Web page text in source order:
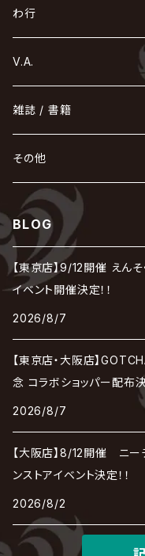
アリス九號. / ALICE NINE. /
有村竜太朗
168 / 葵-168-
GOTCHAROCKA
cali≠gari
河村隆一
KIRITO / キリト
己龍
黒夢
XANVALA
ジグソウ
シド
JAKIGAN MEISTER
Chanty
Janne Da Arc
sugar
Jupiter
JILUKA
SHIN
SPLENDID GOD GIRAFFE
SLAPSLY / CHIYU
ZOMBIE / ぞんび
逹瑯
DAVID / SUI / 縁
DARRELL
DIAURA
DIR EN GREY
DEXCORE
TAKE NO BREAK
DEZERT
deadman
DEVILOOF
DuelJewel
D'ERLANGER
電脳ヒメカ
東京花嫁
Tourbillon
Toshi
Dolly
TЯicKY
NETH PRIERE CAIN
NEVERLAND
の
NoGoD
NOCTURNAL BLOODLUST
薔薇の宮殿
BAROQUE
美炎-BIEN-
hide with Spread Beaver
HIDE-ZOU
ビバラッシュ
Far East Dizain
Fatüm
Plastic Tree
Frantic EMIRY
Blu-BiLLioN
BULL FIELD
BREAKERZ
BLAZE
The Brow Beat
へ
BabyKingdom
THE BEETHOVEN
ベル
HELLBROTH / ヘルブロス
The Benjamin
ほ
POIDOL
HOLLOWGRAM
MAO / マオ from SID
MUSCLE ATTACK
マツタケワークス
摩天楼オペラ
THE MADNA
MAMA.
まみれた / MAMIRETA
MALICE MIZER
未完成アリス
ミスイ
MIYAVI
美良政次
MIRAGE
む
MUCC / ムック
め
メトロノーム
MERRY / メリー
も
THE MORTAL
MORRIE
最上川司
ヤミテラ / 外道反逆者ヤミテラ
ゆ
YUKIYA / 藤田幸也
ユナイト
よ
ら
rice
Rides In ReVellion
Luv PARADE
La'veil MizeriA
LAB.THE BASEMENT / ラボ
り
Leetspeak monsters
Ricky
LEZARD
RENAME
LIBRAVEL / リブラヴェル
Lill
RE:INa
る
Ruiza
Lucy
LUNA SEA
れ
0.1gの誤算
the Raid.
REIGN
RAZOR
LSN / The LEGENDARY
ろ
Royz
Rorschach.inc
ロマン急行
わ行
わ
wyse
我が為
V.A.
雑誌 / 書籍
hévn
ROCK AND READ
その他
BLOG
【東京店】9/12開催 えんそ
イベント開催決定！！
2026/8/7
【東京店・大阪店】
念 コラボショッパー配布決
2026/8/7
【大阪店】8/12開催 ニー
ンストアイベント決定！！
2026/8/2